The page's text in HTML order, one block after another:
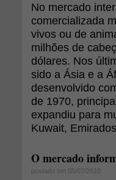
No mercado
comercializada
vivos ou de
milhões de
dólares. Nos
sido a Ásia e a
desenvolvido
de 1970,
expandiu para
Kuwait,
O mercado
postado em 05/07/2010